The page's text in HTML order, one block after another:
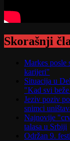
Skorašnji
Markes posle
karijeri"
Situacija u
"Kad svi
Jeziv poziv
snimci
Najnovije
talasa u Srbiji
Održan 9.